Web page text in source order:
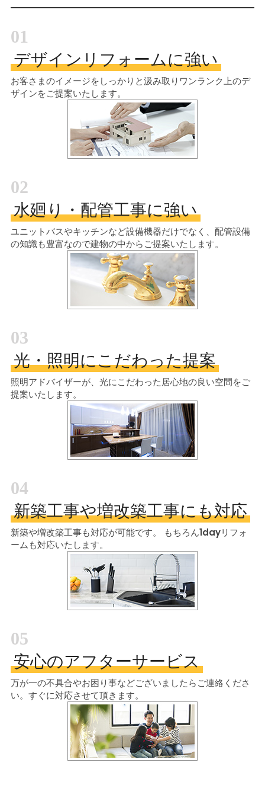
01
デザインリフォームに強い
お客さまのイメージをしっかりと汲み取り ワンランク上のデ
ザインをご提案いたします。
02
水廻り・配管工事に強い
ユニットバスやキッチンなど設備機器だけでなく、配管設備
の知識も豊富なので建物の中からご提案いたします。
03
光・照明にこだわった提案
照明アドバイザーが、光にこだわった居心地の良い空間をご
提案いたします。
04
新築工事や増改築工事にも対応
新築や増改築工事も対応が可能です。
もちろん1dayリフォ
ームも対応いたします。
05
安心のアフターサービス
万が一の不具合やお困り事などございましたらご連絡くださ
い。すぐに対応させて頂きます。